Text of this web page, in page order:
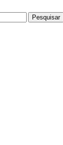
Pesquisar